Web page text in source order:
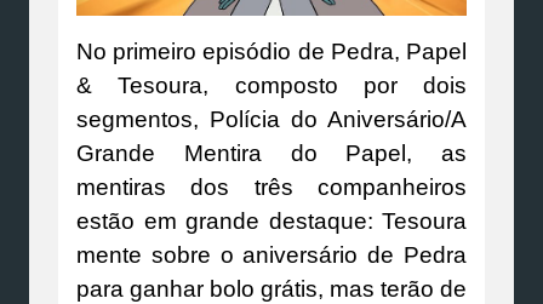
No primeiro episódio de Pedra, Papel
& Tesoura, composto por dois
segmentos, Polícia do Aniversário/A
Grande Mentira do Papel, as
mentiras dos três companheiros
estão em grande destaque: Tesoura
mente sobre o aniversário de Pedra
para ganhar bolo grátis, mas terão de